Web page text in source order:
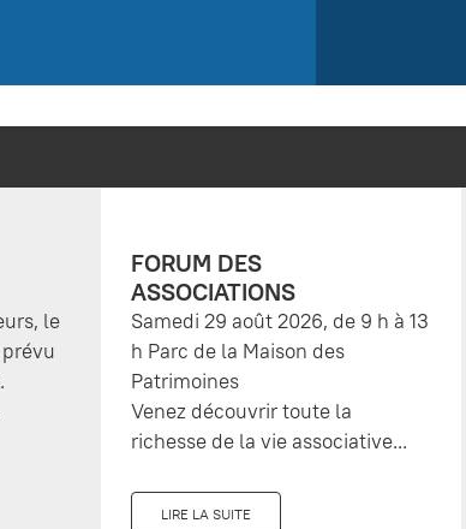
le
FORUM DES
ASSOCIATIONS
Samedi 29 août 2026, de 9 h à 13
h Parc de la Maison des
Patrimoines
Venez découvrir toute la
richesse de la vie associative...
LIRE LA SUITE